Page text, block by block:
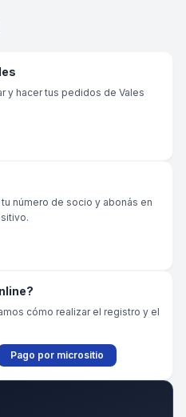
y hacer tus pedidos de Vales
número de socio y abonás en
cómo realizar el registro y el
Pago por micrositio